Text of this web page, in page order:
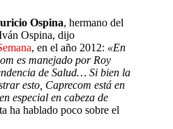
Ospina, hermano del
Ospina, dijo
, en el año 2012: «En
es manejado por Roy
de Salud… Si bien la
esto, Caprecom está en
especial en cabeza de
ha hablado poco sobre el